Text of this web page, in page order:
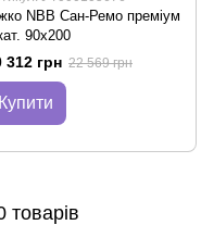
NBB Сан-Ремо премiум
90х200
312 грн 22 569 грн
Купити
товарів